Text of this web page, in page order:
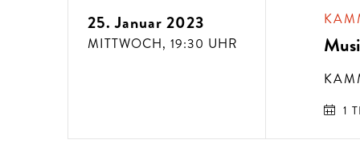
25. Januar 2023
MITTWOCH, 19:30 UHR
1